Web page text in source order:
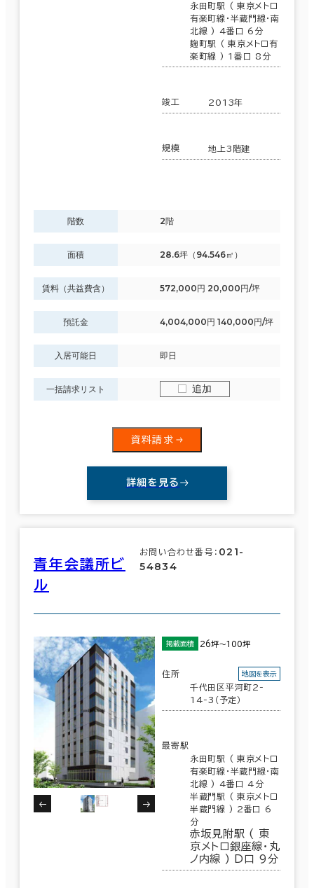
永田町駅 ( 東京メトロ
有楽町線･半蔵門線･南
北線 ) 4番口 6分
麹町駅 ( 東京メトロ有
楽町線 ) 1番口 8分
竣工 2013年
規模 地上3階建
階数 2階
面積 28.6坪（94.546㎡）
賃料（共益費含） 572,000円 20,000円/坪
預託金 4,004,000円 140,000円/坪
入居可能日 即日
一括請求リスト 追加
資料請求
詳細を見る
青年会議所ビ
ル
お問い合わせ番号： 021-
54834
掲載面積 26坪～100坪
住所
千代田区平河町2-
14-3（予定）
地図を表示
最寄駅
永田町駅 ( 東京メトロ
有楽町線･半蔵門線･南
北線 ) 4番口 4分
半蔵門駅 ( 東京メトロ
半蔵門線 ) 2番口 6
分
赤坂見附駅 ( 東
京メトロ銀座線･丸
ノ内線 ) D口 9分
エリアを追加・変更する
東京23区 (3,786)
千代田区
港区
墨田区 (35)
大田区 (64)
世田谷区 (23)
板橋区
練馬区 (5)
葛飾区 (5)
現在の条件
人数
～
複数フロアを含む
月総額
駅徒歩
3分以内
5分以内
10分以内
入居可能時期
即入居可能